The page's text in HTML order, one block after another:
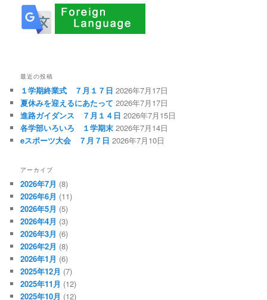
最近の投稿
１学期終業式 ７月１７日 2026年7月17日
夏休みを迎えるにあたって 2026年7月17日
進路ガイダンス ７月１４日 2026年7月15日
各学部いろいろ １学期末 2026年7月14日
eスポーツ大会 ７月７日 2026年7月10日
アーカイブ
2026年7月 (8)
2026年6月 (11)
2026年5月 (5)
2026年4月 (3)
2026年3月 (6)
2026年2月 (8)
2026年1月 (6)
2025年12月 (7)
2025年11月 (12)
2025年10月 (12)